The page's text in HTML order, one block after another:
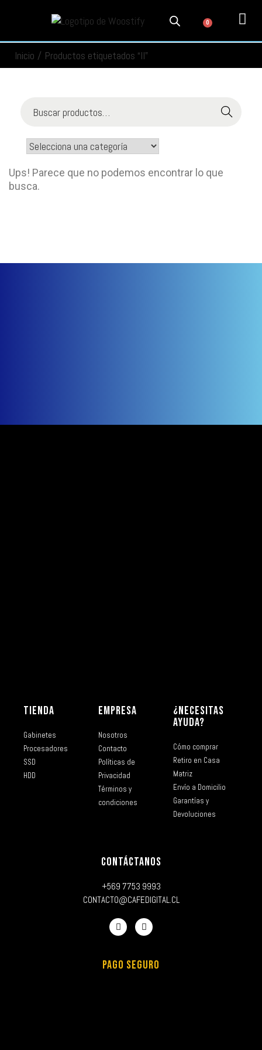
0
Inicio / Productos etiquetados “II”
Buscar
Ups! Parece que no podemos encontrar lo que
busca.
TIENDA
Gabinetes
Procesadores
SSD
HDD
EMPRESA
Nosotros
Contacto
Políticas de
Privacidad
Términos y
condiciones
¿NECESITAS
AYUDA?
Cómo comprar
Retiro en Casa
Matriz
Envío a Domicilio
Garantías y
Devoluciones
CONTÁCTANOS
+569 7753 9993
CONTACTO@CAFEDIGITAL.CL
PAGO SEGURO